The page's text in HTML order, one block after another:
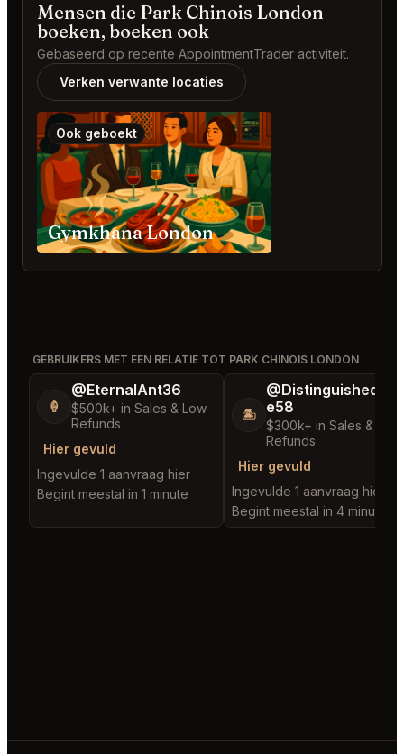
Mensen die Park Chinois London
boeken, boeken ook
Gebaseerd op recente AppointmentTrader activiteit.
Verken verwante locaties
Ook geboekt
Gymkhana London
GEBRUIKERS MET EEN RELATIE TOT PARK CHINOIS LONDON
🍦
@EternalAnt36
$500k+ in Sales & Low
Refunds
Hier gevuld
Ingevulde 1 aanvraag hier
Begint meestal in 1 minute
🏝️
@DistinguishedTre
e58
$300k+ in Sales & Low
Refunds
Hier gevuld
Ingevulde 1 aanvraag hier
Begint meestal in 4 minutes